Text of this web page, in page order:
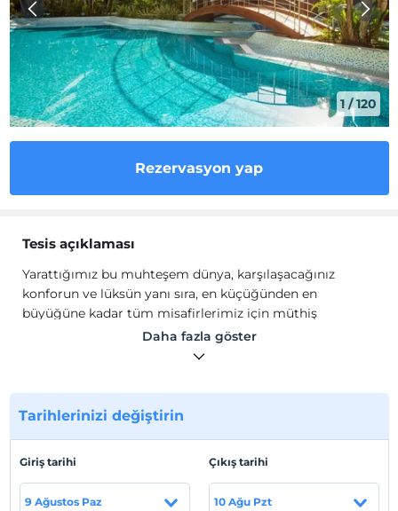
1/120
Rezervasyon yap
Tesis açıklaması
Yarattığımız bu muhteşem dünya, karşılaşacağınız
konforun ve lüksün yanı sıra, en küçüğünden en
büyüğüne kadar tüm misafirlerimiz için müthiş
deneyimler ve eğlence ile dolu. Bedeninizle birlikte
ruhunuzda bu muhteşem anların akışıyla coşacak.
seçkin lezzetler tadabilirsiniz
Efsaneler çağında yazılmış bir şiirde anlatıldığı gibi;
hissedildiği, gençlik iksirini tatmış ölümsüz bedenlerin
Daha fazla göster
Tarihlerinizi değiştirin
Giriş tarihi
9 Ağustos Paz
Çıkış tarihi
10 Ağu Pzt